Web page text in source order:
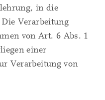
in die
Verarbeitung
von Art. 6 Abs. 1
einer
Verarbeitung von